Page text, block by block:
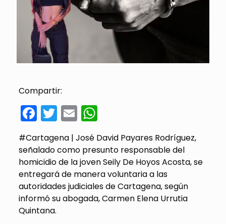
Compartir:
Facebook
Twitter
EmailWhatsApp
#Cartagena | José David Payares Rodríguez,
señalado como presunto responsable del
homicidio de la joven Seily De Hoyos Acosta, se
entregará de manera voluntaria a las
autoridades judiciales de Cartagena, según
informó su abogada, Carmen Elena Urrutia
Quintana.